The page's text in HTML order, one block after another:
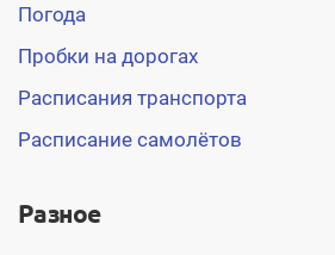
Погода
Пробки на дорогах
Расписания транспорта
Расписание самолётов
Разное